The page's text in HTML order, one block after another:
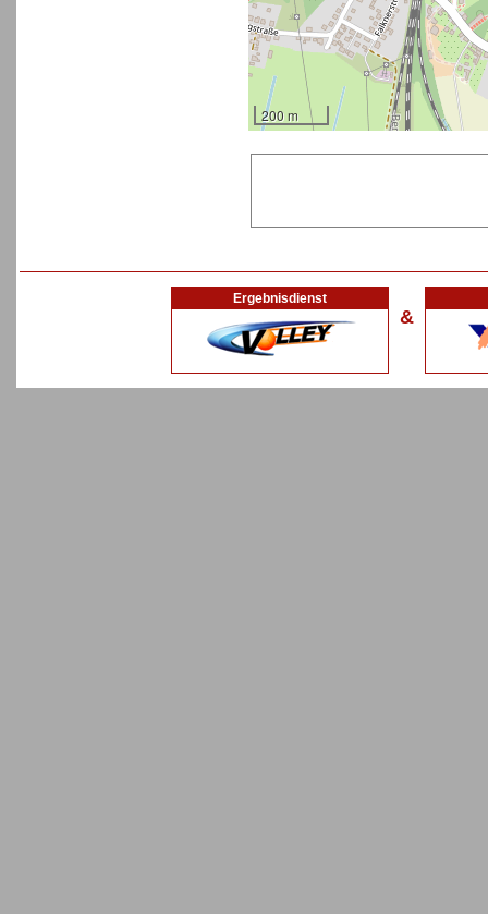
200 m
Ergebnisdienst
&